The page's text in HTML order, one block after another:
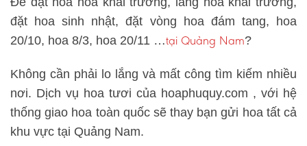
đặt hoa sinh nhật, đặt vòng hoa đám tang, hoa
20/10, hoa 8/3, hoa 20/11 …tại Quảng Nam?
Không cần phải lo lắng và mất công tìm kiếm nhiều
nơi. Dịch vụ hoa tươi của hoaphuquy.com , với hệ
thống giao hoa toàn quốc sẽ thay bạn gửi hoa tất cả
khu vực tại Quảng Nam.